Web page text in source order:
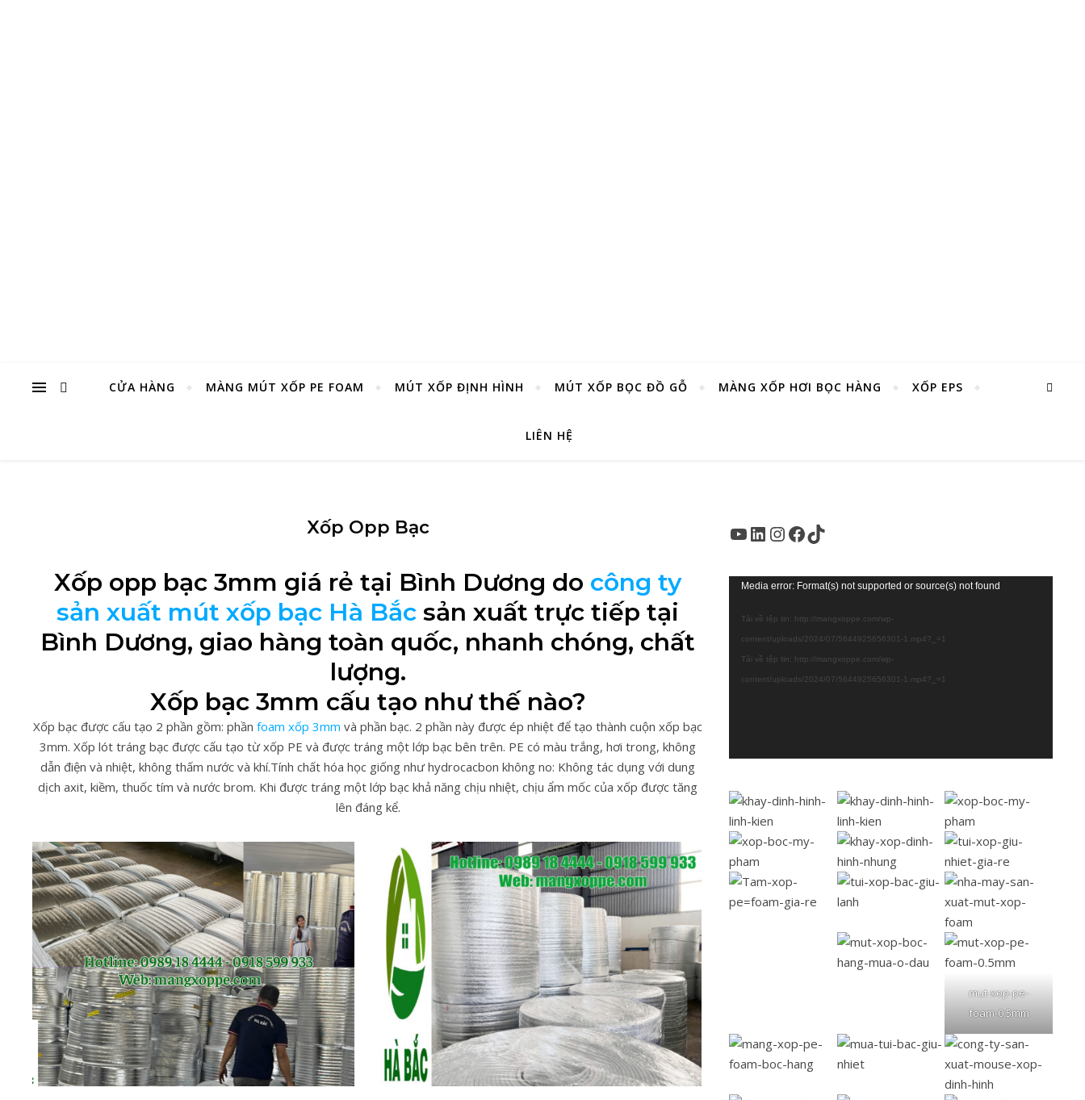
CỬA HÀNG MÀNG MÚT XỐP PE FOAM MÚT XỐP ĐỊNH HÌNH MÚT XỐP BỌC ĐỒ GỖ MÀNG XỐP HƠI BỌC HÀNG XỐP EPS
LIÊN HỆ
Xốp Opp Bạc
Xốp opp bạc 3mm giá rẻ tại Bình Dương do công ty
sản xuất mút xốp bạc Hà Bắc sản xuất trực tiếp tại
Bình Dương, giao hàng toàn quốc, nhanh chóng, chất
lượng.
Xốp bạc 3mm cấu tạo như thế nào?
Xốp bạc được cấu tạo 2 phần gồm: phần foam xốp 3mm và phần bạc. 2 phần này được ép nhiệt để tạo thành cuộn xốp bạc
3mm. Xốp lót tráng bạc được cấu tạo từ xốp PE và được tráng một lớp bạc bên trên. PE có màu trắng, hơi trong, không
dẫn điện và nhiệt, không thấm nước và khí.Tính chất hóa học giống như hydrocacbon không no: Không tác dụng với dung
dịch axit, kiềm, thuốc tím và nước brom. Khi được tráng một lớp bạc khả năng chịu nhiệt, chịu ẩm mốc của xốp được tăng
lên đáng kể.
Youtube
LinkedIn
Instagram
Facebook
TikTok
Trình
Video
Media error: Format(s) not supported or source(s) not found
Tải về tệp tin: http://mangxoppe.com/wp-
content/uploads/2024/07/5644925656301-1.mp4?_=1
Tải về tệp tin: http://mangxoppe.com/wp-
content/uploads/2024/07/5644925656301-1.mp4?_=1
mut-xop-pe-
foam-0.5mm